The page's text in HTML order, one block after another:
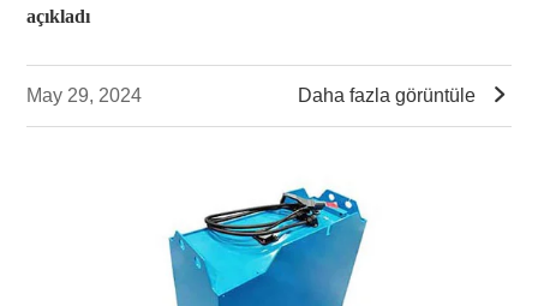
açıkladı
May 29, 2024 Daha fazla görüntüle 